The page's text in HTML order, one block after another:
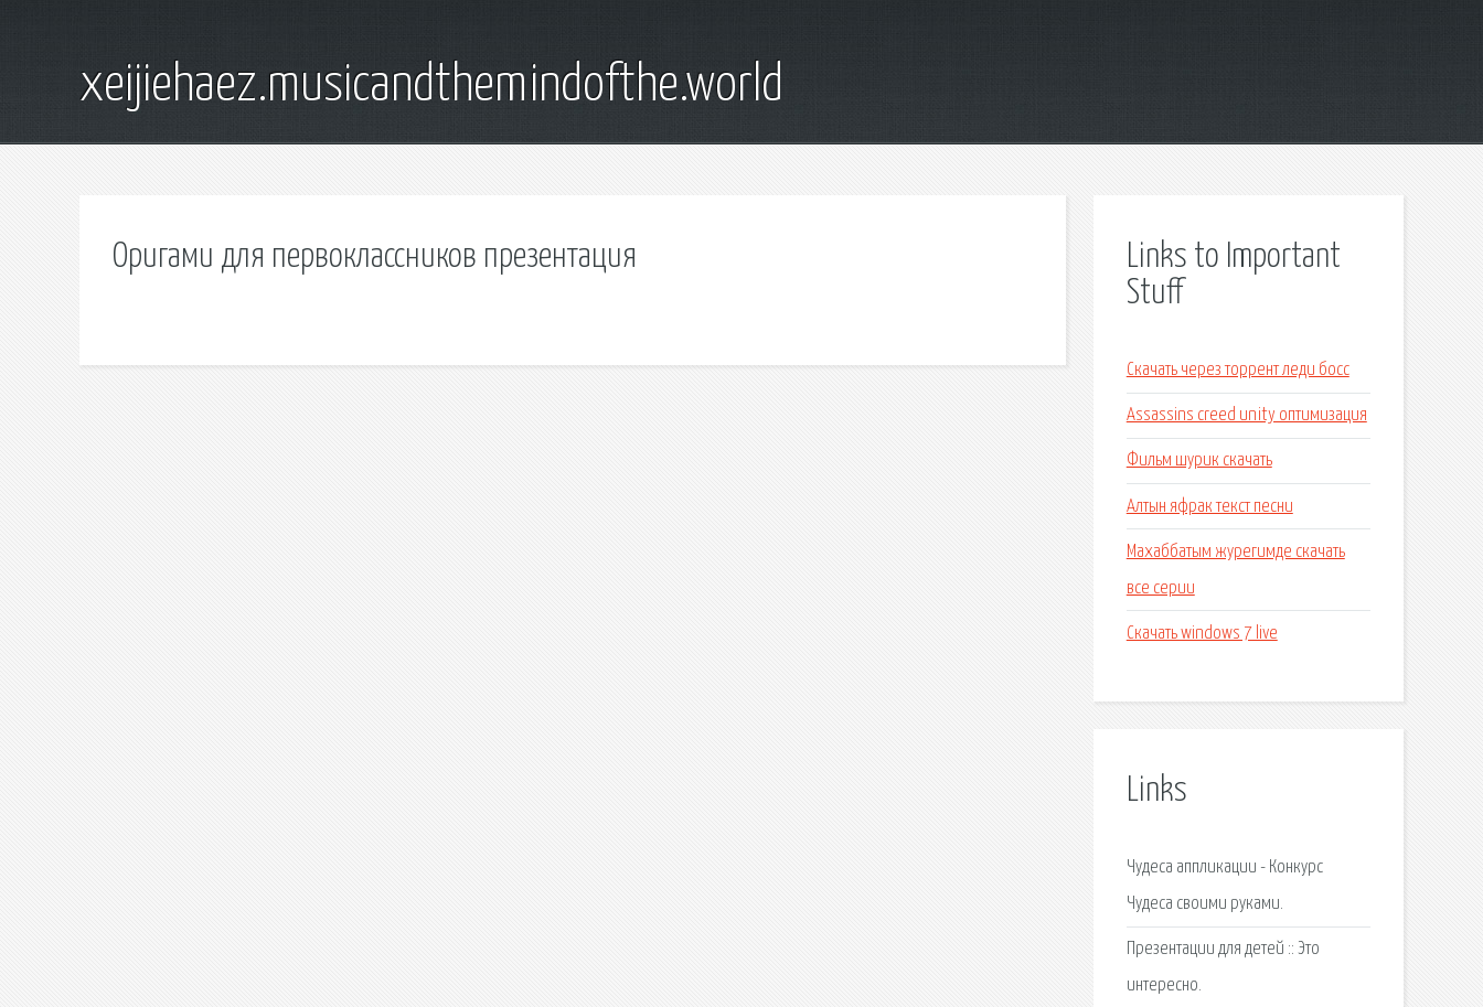
xeijiehaez.musicandthemindofthe.world
Оригами для первоклассников презентация
Links to Important
Stuff
Скачать через торрент леди босс
Assassins creed unity оптимизация
Фильм шурик скачать
Алтын яфрак текст песни
Махаббатым журегимде скачать
все серии
Скачать windows 7 live
Links
Чудеса аппликации - Конкурс
Чудеса своими руками.
Презентации для детей :: Это
интересно.